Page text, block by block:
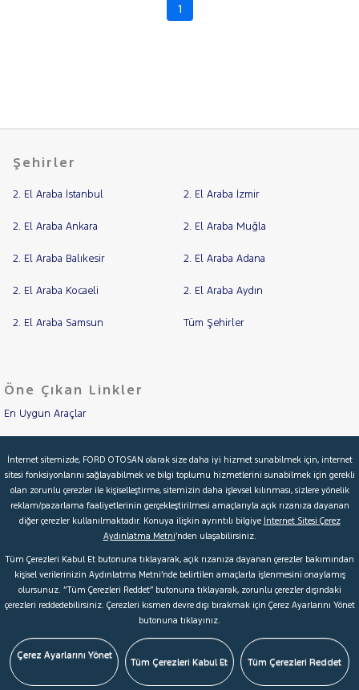
HONDA
HYUNDAI
ISUZU
JEEP
KIA
MINI
MITSUBISHI
MOTORSIKLET
NISSAN
OPEL
RENAULT
CAPTUR
EXPRESS
Şehir
Yakıt
Türü
Tipi
Aktarma
Garanti
Kampanya
ve
Boya
Parça
İlan
1
Şehirler
2. El Araba İstanbul 2. El Araba İzmir
2. El Araba Ankara 2. El Araba Muğla
2. El Araba Balıkesir 2. El Araba Adana
2. El Araba Kocaeli 2. El Araba Aydın
2. El Araba Samsun Tüm Şehirler
Öne Çıkan Linkler
En Uygun Araçlar
İkinci El Garanti
Kampanyalar
Kredi Hesaplama & Başvuru
© 2026 Ford Türkiye Ford Kurumsal Hakkımızda
Şartlar & Kişisel Verilerin Korunması S.S.S.
Çerez Tercihleri
İnternet sitemizde, FORD OTOSAN olarak size daha iyi hizmet sunabilmek için, internet
sitesi fonksiyonlarını sağlayabilmek ve bilgi toplumu hizmetlerini sunabilmek için gerekli
olan zorunlu çerezler ile kişiselleştirme, sitemizin daha işlevsel kılınması, sizlere yönelik
reklam/pazarlama faaliyetlerinin gerçekleştirilmesi amaçlarıyla açık rızanıza dayanan
diğer çerezler kullanılmaktadır. Konuya ilişkin ayrıntılı bilgiye İnternet Sitesi Çerez
Aydınlatma Metni’nden ulaşabilirsiniz.
Tüm Çerezleri Kabul Et butonuna tıklayarak, açık rızanıza dayanan çerezler bakımından
kişisel verilerinizin Aydınlatma Metni’nde belirtilen amaçlarla işlenmesini onaylamış
olursunuz. “Tüm Çerezleri Reddet” butonuna tıklayarak, zorunlu çerezler dışındaki
çerezleri reddedebilirsiniz. Çerezleri kısmen devre dışı bırakmak için Çerez Ayarlarını Yönet
butonuna tıklayınız.
Çerez Ayarlarını Yönet
Tüm Çerezleri Kabul Et Tüm Çerezleri Reddet